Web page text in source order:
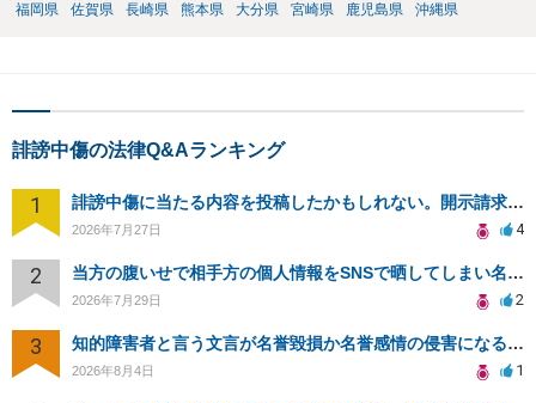
福岡県
佐賀県 長崎県 熊本県 大分県 宮崎県 鹿児島県 沖縄県
誹謗中傷の法律Q&Aランキング
1 誹謗中傷に当たる内容を投稿したかもしれない。開示請求や民事刑事裁判に発展しうるのか教えて欲しい。
2026年7月27日 4
2 当方の腹いせで相手方の個人情報をSNSで晒してしまい名誉毀損させてしまったかもしれない
2026年7月29日 2
3 知的障害者と言う文言が名誉毀損か名誉感情の侵害になるか教えてほしい。
2026年8月4日 1